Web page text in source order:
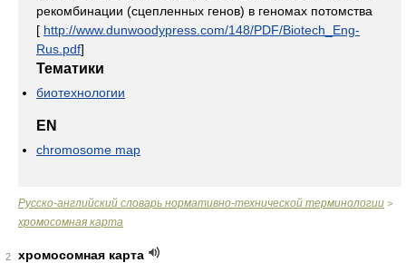
рекомбинации (сцепленных генов) в геномах потомства
[ http://www.dunwoodypress.com/148/PDF/Biotech_Eng-
Rus.pdf]
Тематики
биотехнологии
EN
chromosome map
Русско-английский словарь нормативно-технической терминологии >
хромосомная карта
2
хромосомная карта